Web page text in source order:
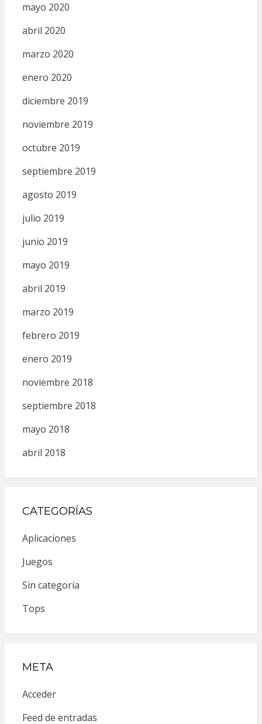
mayo 2020
abril 2020
marzo 2020
enero 2020
diciembre 2019
noviembre 2019
octubre 2019
septiembre 2019
agosto 2019
julio 2019
junio 2019
mayo 2019
abril 2019
marzo 2019
febrero 2019
enero 2019
noviembre 2018
septiembre 2018
mayo 2018
abril 2018
CATEGORÍAS
Aplicaciones
Juegos
Sin categoría
Tops
META
Acceder
Feed de entradas